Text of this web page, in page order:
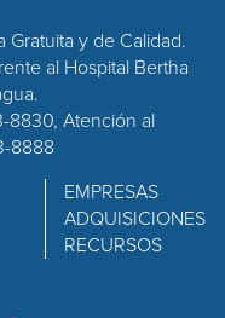
Gratuita y de Calidad.
al Hospital Bertha
8830, Atención al
8888
EMPRESAS
ADQUISICIONES
RECURSOS